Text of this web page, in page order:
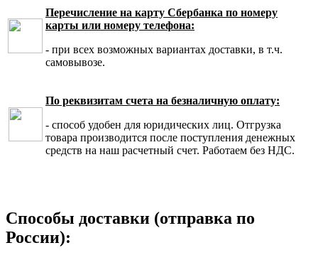
Перечисление на карту Сбербанка по номеру
карты или номеру телефона:
- при всех возможных вариантах доставки, в т.ч.
самовывозе.
По реквизитам счета на безналичную оплату:
- способ удобен для юридических лиц. Отгрузка
товара производится после поступления денежных
средств на наш расчетный счет. Работаем без НДС.
Способы доставки (отправка по
России):